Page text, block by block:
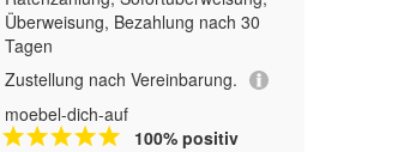
Überweisung, Bezahlung nach 30
Tagen
Zustellung nach Vereinbarung.
moebel-dich-auf
100% positiv